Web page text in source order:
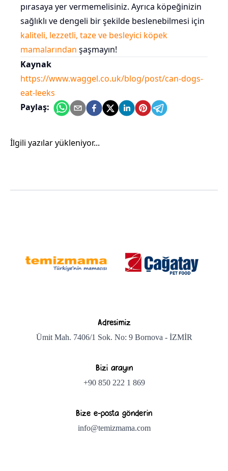
pırasaya yer vermemelisiniz. Ayrıca köpeğinizin
sağlıklı ve dengeli bir şekilde beslenebilmesi için
kaliteli, lezzetli, taze ve besleyici köpek
mamalarından şaşmayın!
Kaynak
https://www.waggel.co.uk/blog/post/can-dogs-
eat-leeks
Paylaş:
İlgili yazılar yükleniyor...
Adresimiz
Ümit Mah. 7406/1 Sok. No: 9 Bornova - İZMİR
Bizi arayın
+90 850 222 1 869
Bize e-posta gönderin
info@temizmama.com